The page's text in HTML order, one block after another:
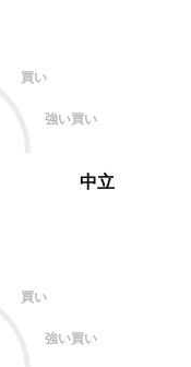
買い
強い買い
中立
買い
強い買い